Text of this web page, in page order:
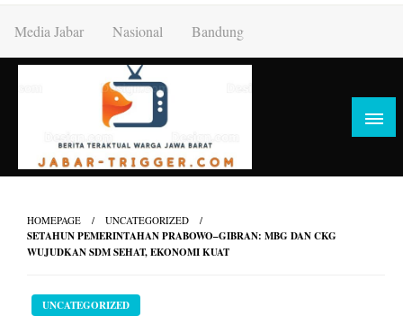
content
Media Jabar Nasional Bandung
HOMEPAGE UNCATEGORIZED
SETAHUN PEMERINTAHAN PRABOWO–GIBRAN: MBG DAN CKG
WUJUDKAN SDM SEHAT, EKONOMI KUAT
UNCATEGORIZED